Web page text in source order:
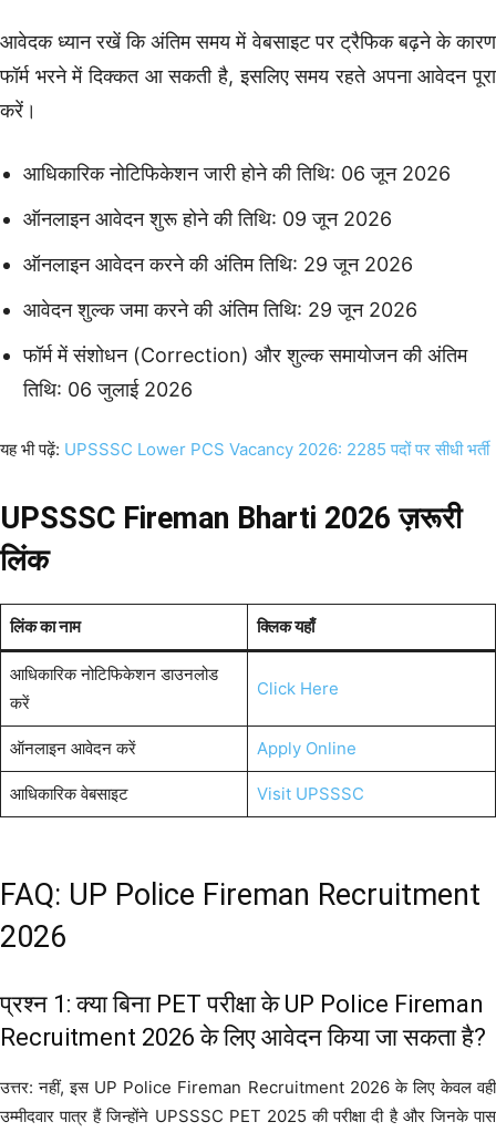
आवेदक ध्यान रखें कि अंतिम समय में वेबसाइट पर ट्रैफिक बढ़ने के कारण
फॉर्म भरने में दिक्कत आ सकती है, इसलिए समय रहते अपना आवेदन पूरा
करें।
आधिकारिक नोटिफिकेशन जारी होने की तिथि: 06 जून 2026
ऑनलाइन आवेदन शुरू होने की तिथि: 09 जून 2026
ऑनलाइन आवेदन करने की अंतिम तिथि: 29 जून 2026
आवेदन शुल्क जमा करने की अंतिम तिथि: 29 जून 2026
फॉर्म में संशोधन (Correction) और शुल्क समायोजन की अंतिम
तिथि: 06 जुलाई 2026
यह भी पढ़ें: UPSSSC Lower PCS Vacancy 2026: 2285 पदों पर सीधी भर्ती
UPSSSC Fireman Bharti 2026 ज़रूरी
लिंक
लिंक का नाम क्लिक यहाँ
आधिकारिक नोटिफिकेशन डाउनलोड
करें
Click Here
ऑनलाइन आवेदन करें Apply Online
आधिकारिक वेबसाइट Visit UPSSSC
FAQ: UP Police Fireman Recruitment
2026
प्रश्न 1: क्या बिना PET परीक्षा के UP Police Fireman
Recruitment 2026 के लिए आवेदन किया जा सकता है?
उत्तर: नहीं, इस UP Police Fireman Recruitment 2026 के लिए केवल वही
उम्मीदवार पात्र हैं जिन्होंने UPSSSC PET 2025 की परीक्षा दी है और जिनके पास